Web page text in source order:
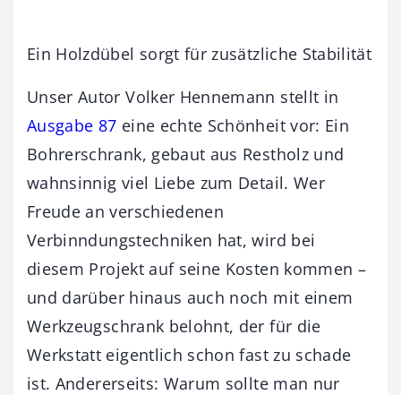
Ein Holzdübel sorgt für zusätzliche Stabilität
Unser Autor Volker Hennemann stellt in
Ausgabe 87 eine echte Schönheit vor: Ein
Bohrerschrank, gebaut aus Restholz und
wahnsinnig viel Liebe zum Detail. Wer
Freude an verschiedenen
Verbinndungstechniken hat, wird bei
diesem Projekt auf seine Kosten kommen –
und darüber hinaus auch noch mit einem
Werkzeugschrank belohnt, der für die
Werkstatt eigentlich schon fast zu schade
ist. Andererseits: Warum sollte man nur